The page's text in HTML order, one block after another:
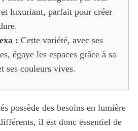
luxuriant, parfait pour créer
: Cette variété, avec ses
égaye les espaces grâce à sa
ses couleurs vives.
possède des besoins en lumière
il est donc essentiel de